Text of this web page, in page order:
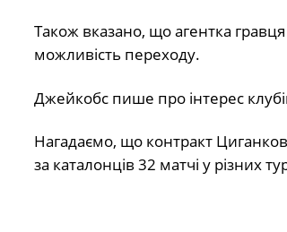
Також вказано, що агентка
можливість переходу.
Джейкобс пише про інтерес
Нагадаємо, що контракт
за каталонців 32 матчі у різних